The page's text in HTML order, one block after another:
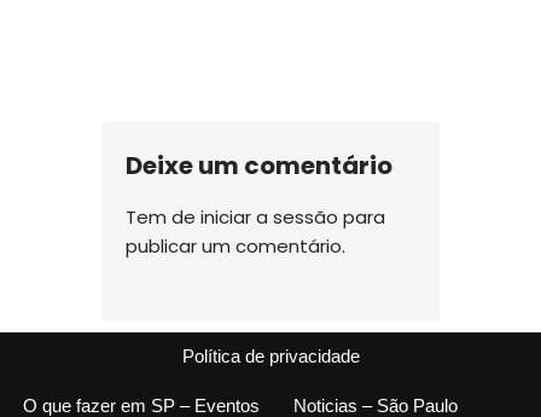
Deixe um comentário
Tem de iniciar a sessão para
publicar um comentário.
Política de privacidade
O que fazer em SP – Eventos
Noticias – São Paulo